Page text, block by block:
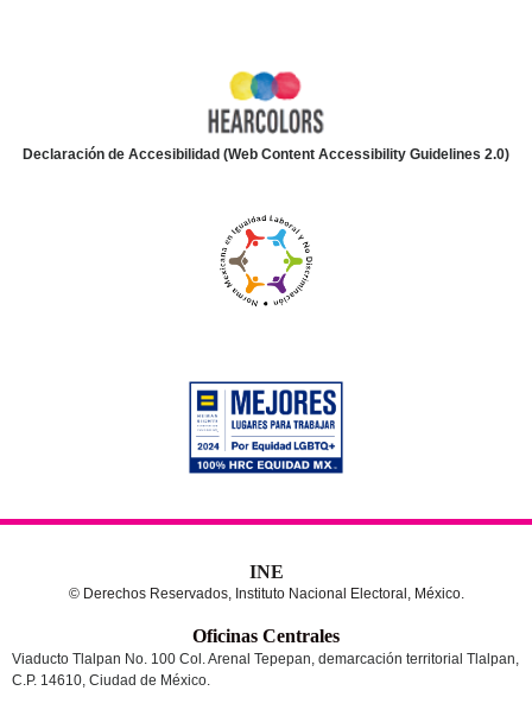
Declaración de Accesibilidad (Web Content Accessibility Guidelines 2.0)
INE
© Derechos Reservados, Instituto Nacional Electoral, México.
Oficinas Centrales
Viaducto Tlalpan No. 100 Col. Arenal Tepepan, demarcación territorial Tlalpan,
C.P. 14610, Ciudad de México.